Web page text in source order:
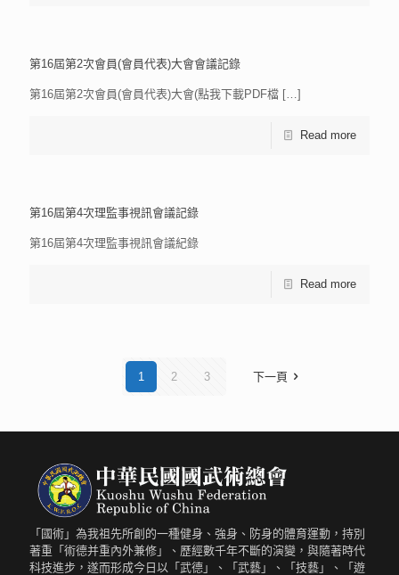
第16屆第2次會員(會員代表)大會會議記錄
第16屆第2次會員(會員代表)大會(點我下載PDF檔 […]
Read more
第16屆第4次理監事視訊會議記錄
第16屆第4次理監事視訊會議紀錄
Read more
1 2 3 下一頁
「國術」為我祖先所創的一種健身、強身、防身的體育運動，持別
著重「術德并重內外兼修」、歷經數千年不斷的演變，與隨著時代
科技進步，遂而形成今日以「武德」、「武藝」、「技藝」、「遊